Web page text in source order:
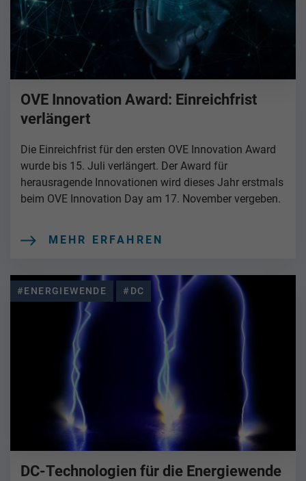
OVE Innovation Award: Einreichfrist
verlängert
Die Einreichfrist für den ersten OVE Innovation Award
wurde bis 15. Juli verlängert. Der Award für
herausragende Innovationen wird dieses Jahr erstmals
beim OVE Innovation Day am 17. November vergeben.
MEHR ERFAHREN
#ENERGIEWENDE #DC
DC-Technologien für die Energiewende